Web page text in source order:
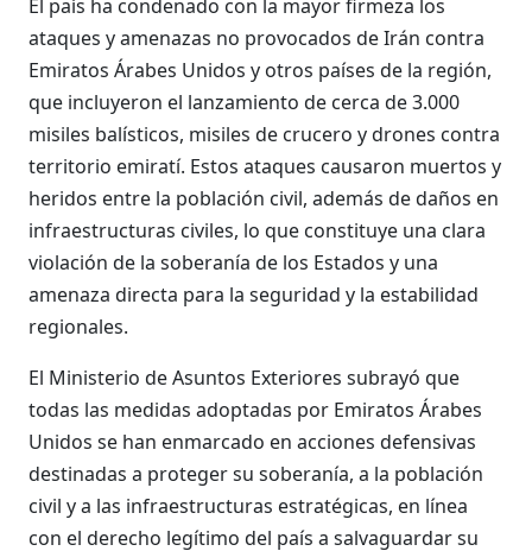
El país ha condenado con la mayor firmeza los
ataques y amenazas no provocados de Irán contra
Emiratos Árabes Unidos y otros países de la región,
que incluyeron el lanzamiento de cerca de 3.000
misiles balísticos, misiles de crucero y drones contra
territorio emiratí. Estos ataques causaron muertos y
heridos entre la población civil, además de daños en
infraestructuras civiles, lo que constituye una clara
violación de la soberanía de los Estados y una
amenaza directa para la seguridad y la estabilidad
regionales.
El Ministerio de Asuntos Exteriores subrayó que
todas las medidas adoptadas por Emiratos Árabes
Unidos se han enmarcado en acciones defensivas
destinadas a proteger su soberanía, a la población
civil y a las infraestructuras estratégicas, en línea
con el derecho legítimo del país a salvaguardar su